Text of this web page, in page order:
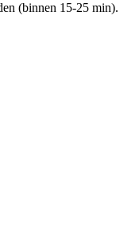
(binnen 15-25 min).